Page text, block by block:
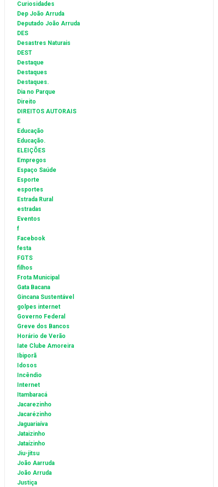
Curiosidades
Dep João Arruda
Deputado João Arruda
DES
Desastres Naturais
DEST
Destaque
Destaques
Destaques.
Dia no Parque
Direito
DIREITOS AUTORAIS
E
Educação
Educação.
ELEIÇÕES
Empregos
Espaço Saúde
Esporte
esportes
Estrada Rural
estradas
Eventos
f
Facebook
festa
FGTS
filhos
Frota Municipal
Gata Bacana
Gincana Sustentável
golpes internet
Governo Federal
Greve dos Bancos
Horário de Verão
Iate Clube Amoreira
Ibiporã
Idosos
Incêndio
Internet
Itambaracá
Jacarezinho
Jacarézinho
Jaguariaíva
Jataizinho
Jataízinho
Jiu-jitsu
João Aarruda
João Arruda
Justiça